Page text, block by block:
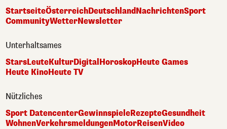
StartseiteÖsterreichDeutschlandNachrichtenSport
CommunityWetterNewsletter
Unterhaltsames
StarsLeuteKulturDigital HoroskopHeute Games
Heute KinoHeute TV
Nützliches
Sport DatencenterGewinnspieleRezepteGesundheit
WohnenVerkehrsmeldungenMotorReisenVideo